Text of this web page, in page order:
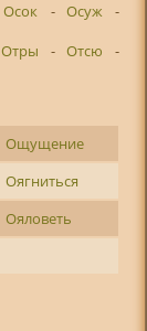
Осок - Осуж
-
Отры - Отсю
-
Ощущение
Оягниться
Ояловеть